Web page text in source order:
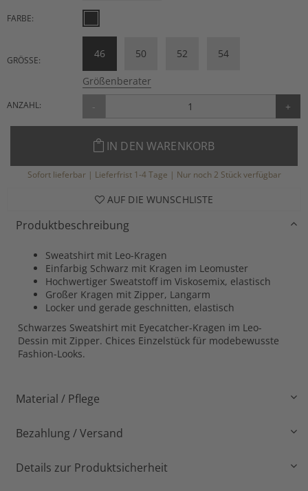
FARBE:
GRÖSSE:
46 50 52 54
Größenberater
ANZAHL: - +
IN DEN WARENKORB
Sofort lieferbar | Lieferfrist 1-4 Tage | Nur noch 2 Stück verfügbar
AUF DIE WUNSCHLISTE
Produktbeschreibung
Sweatshirt mit Leo-Kragen
Einfarbig Schwarz mit Kragen im Leomuster
Hochwertiger Sweatstoff im Viskosemix, elastisch
Großer Kragen mit Zipper, Langarm
Locker und gerade geschnitten, elastisch
Schwarzes Sweatshirt mit Eyecatcher-Kragen im Leo-
Dessin mit Zipper. Chices Einzelstück für modebewusste
Fashion-Looks.
Material / Pflege
Bezahlung / Versand
Details zur Produktsicherheit